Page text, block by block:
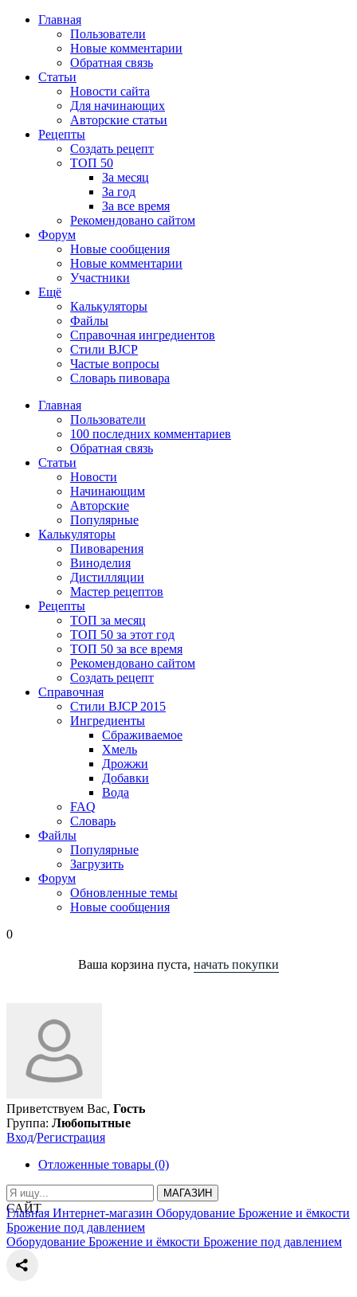
Главная
Пользователи
Новые комментарии
Обратная связь
Статьи
Новости сайта
Для начинающих
Авторские статьи
Рецепты
Создать рецепт
ТОП 50
За месяц
За год
За все время
Рекомендовано сайтом
Форум
Новые сообщения
Новые комментарии
Участники
Ещё
Калькуляторы
Файлы
Справочная ингредиентов
Стили BJCP
Частые вопросы
Словарь пивовара
Главная
Пользователи
100 последних комментариев
Обратная связь
Статьи
Новости
Начинающим
Авторские
Популярные
Калькуляторы
Пивоварения
Виноделия
Дистилляции
Мастер рецептов
Рецепты
ТОП за месяц
ТОП 50 за этот год
ТОП 50 за все время
Рекомендовано сайтом
Создать рецепт
Справочная
Стили BJCP 2015
Ингредиенты
Сбраживаемое
Хмель
Дрожжи
Добавки
Вода
FAQ
Словарь
Файлы
Популярные
Загрузить
Форум
Обновленные темы
Новые сообщения
0
Ваша корзина пуста, начать покупки
Приветствуем Вас, Гость
Группа: Любопытные
Вход/Регистрация
Отложенные товары (0)
МАГАЗИН
САЙТ
Главная Интернет-магазин Оборудование Брожение и ёмкости
Брожение под давлением
Оборудование Брожение и ёмкости Брожение под давлением